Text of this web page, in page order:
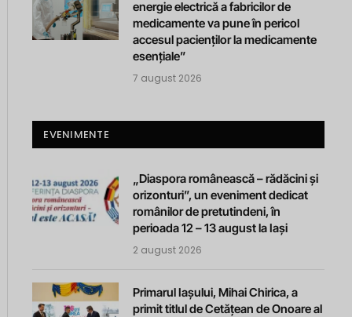
energie electrică a fabricilor de
medicamente va pune în pericol
accesul pacienților la medicamente
esențiale”
7 august 2026
EVENIMENTE
„Diaspora românească – rădăcini și
orizonturi”, un eveniment dedicat
românilor de pretutindeni, în
perioada 12 – 13 august la Iași
2 august 2026
Primarul Iașului, Mihai Chirica, a
primit titlul de Cetățean de Onoare al